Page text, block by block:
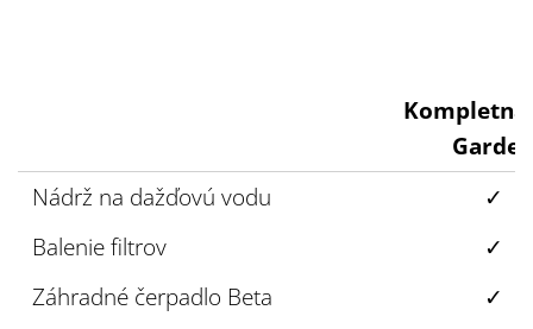
Kompletná
Garden
Nádrž na dažďovú vodu
✓
Balenie filtrov
✓
Záhradné čerpadlo Beta
✓